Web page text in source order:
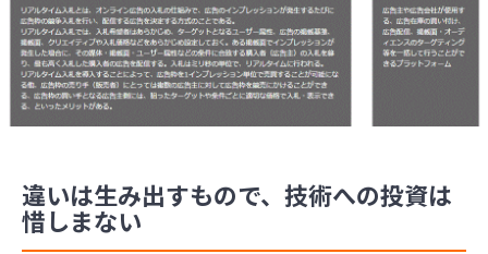
違いは生み出すもので、技術への投資は
惜しまない